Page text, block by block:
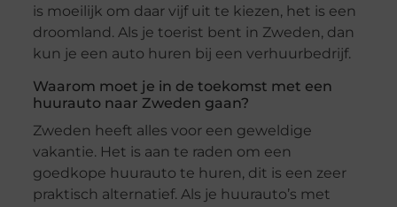
is moeilijk om daar vijf uit te kiezen, het is een
droomland. Als je toerist bent in Zweden, dan
kun je een auto huren bij een verhuurbedrijf.
Waarom moet je in de toekomst met een
huurauto naar Zweden gaan?
Zweden heeft alles voor een geweldige
vakantie. Het is aan te raden om een
goedkope huurauto te huren, dit is een zeer
praktisch alternatief. Als je huurauto’s met